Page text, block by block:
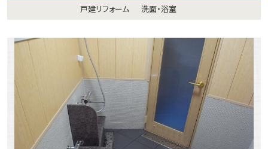
戸建リフォーム
洗面・浴室